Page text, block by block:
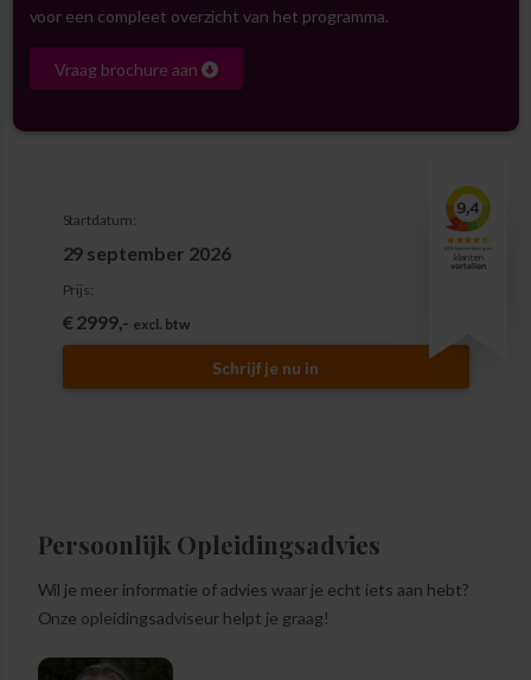
voor een compleet overzicht van het programma.
Vraag brochure aan
Startdatum:
29 september 2026
Prijs:
€ 2999,- excl. btw
Schrijf je nu in
Persoonlijk Opleidingsadvies
Wil je meer informatie of advies waar je echt iets aan hebt?
Onze opleidingsadviseur helpt je graag!